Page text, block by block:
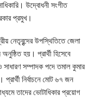
উদ্বোধনী সংগীত
প্রমুখ।
নেতৃবৃন্দের উপস্থিতিতে জেলা
হয়। প্রার্থী হিসেবে
সাধারণ সম্পাদক পদে তমাল কুমার
নির্বাচনে মোট ৬৭ জন
তাদের ভোটাধিকার প্রয়োগ